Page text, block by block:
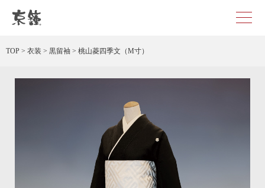
TOP > 衣装 > 黒留袖 > 桃山菱四季文（M寸）